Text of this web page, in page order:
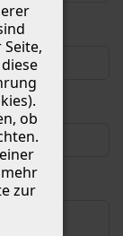
ob
zur